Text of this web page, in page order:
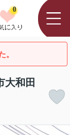
0
。
大和田